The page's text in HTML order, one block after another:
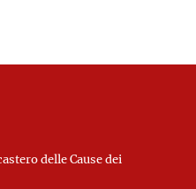
delle Cause dei